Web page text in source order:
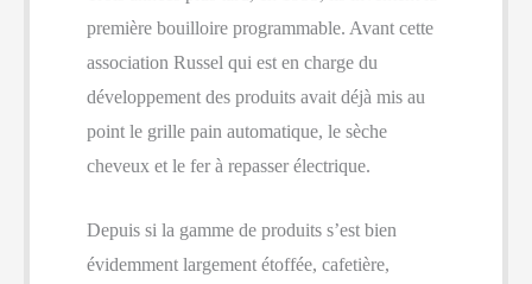
première bouilloire programmable. Avant cette
association Russel qui est en charge du
développement des produits avait déjà mis au
point le grille pain automatique, le sèche
cheveux et le fer à repasser électrique.
Depuis si la gamme de produits s’est bien
évidemment largement étoffée, cafetière,